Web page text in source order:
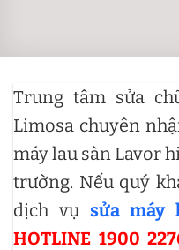
Trung tâm sửa
Limosa chuyên
máy lau sàn Lavor
trường. Nếu quý
dịch vụ sửa máy
HOTLINE 1900